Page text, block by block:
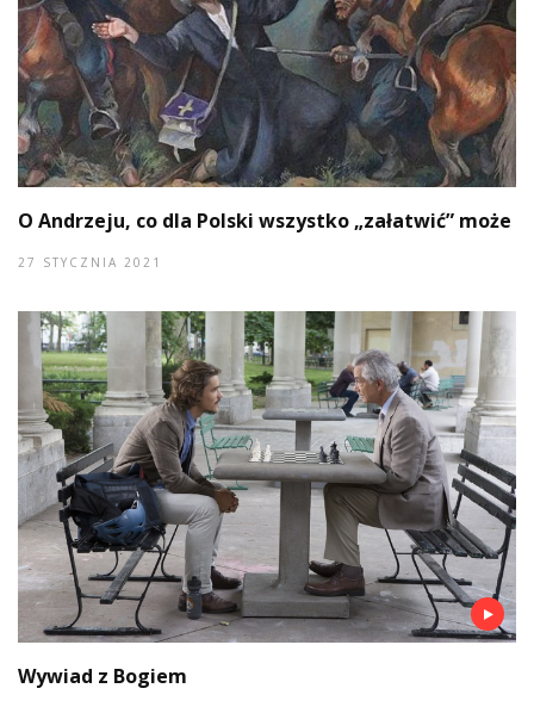
O Andrzeju, co dla Polski wszystko „załatwić” może
27 STYCZNIA 2021
Wywiad z Bogiem